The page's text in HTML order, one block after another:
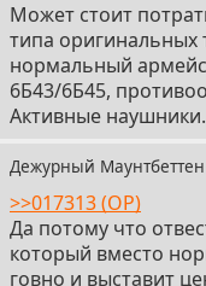
Может стоит
типа оригинальных
нормальный
6Б43/6Б45,
Активные
Дежурный Маунтбеттен
>>017313 (OP)
Да потому что
который вместо
говно и выставит